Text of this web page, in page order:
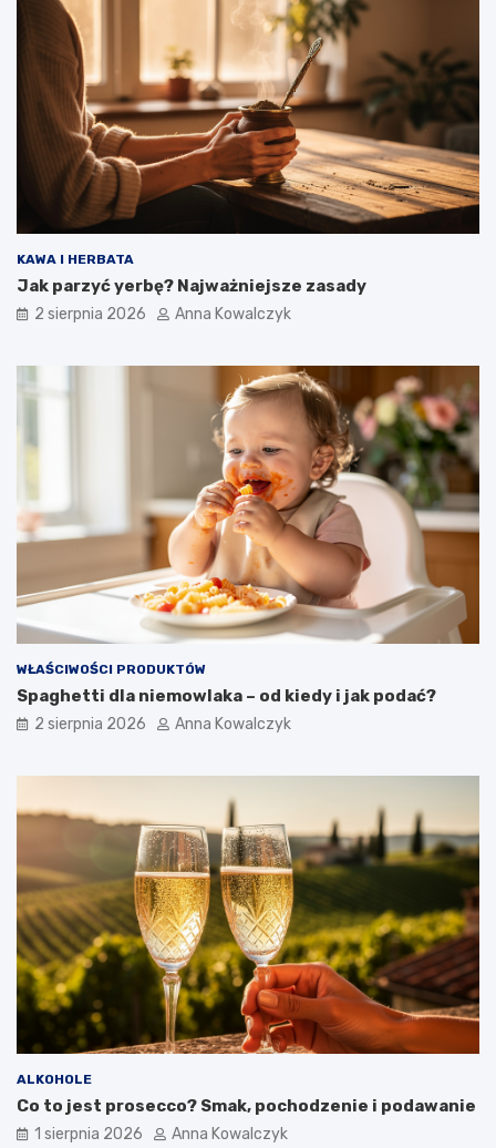
KAWA I HERBATA
Jak parzyć yerbę? Najważniejsze zasady
2 sierpnia 2026 Anna Kowalczyk
WŁAŚCIWOŚCI PRODUKTÓW
Spaghetti dla niemowlaka – od kiedy i jak podać?
2 sierpnia 2026 Anna Kowalczyk
ALKOHOLE
Co to jest prosecco? Smak, pochodzenie i podawanie
1 sierpnia 2026 Anna Kowalczyk